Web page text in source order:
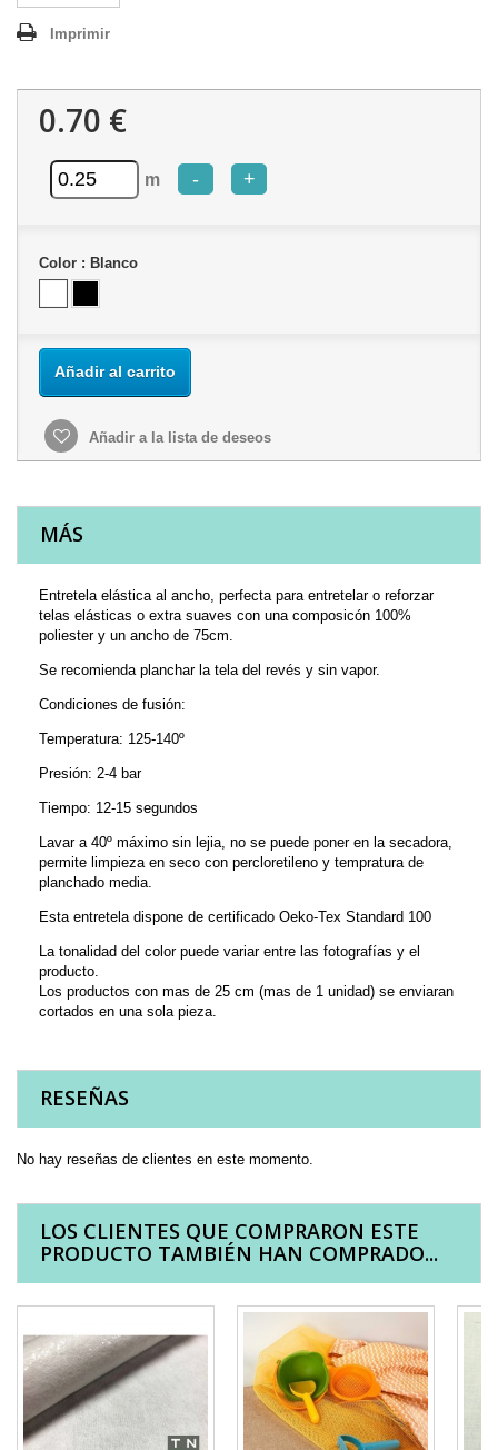
Imprimir
0.70 €
m - +
Color : Blanco
Añadir al carrito
Añadir a la lista de deseos
MÁS
Entretela elástica al ancho, perfecta para entretelar o reforzar
telas elásticas o extra suaves con una composicón 100%
poliester y un ancho de 75cm.
Se recomienda planchar la tela del revés y sin vapor.
Condiciones de fusión:
Temperatura: 125-140º
Presión: 2-4 bar
Tiempo: 12-15 segundos
Lavar a 40º máximo sin lejia, no se puede poner en la secadora,
permite limpieza en seco con percloretileno y tempratura de
planchado media.
Esta entretela dispone de certificado Oeko-Tex Standard 100
La tonalidad del color puede variar entre las fotografías y el
producto.
Los productos con mas de 25 cm (mas de 1 unidad) se enviaran
cortados en una sola pieza.
RESEÑAS
No hay reseñas de clientes en este momento.
LOS CLIENTES QUE COMPRARON ESTE
PRODUCTO TAMBIÉN HAN COMPRADO...